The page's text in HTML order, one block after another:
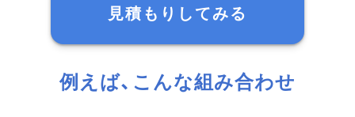
見積もりしてみる
例えば、こんな組み合わせ